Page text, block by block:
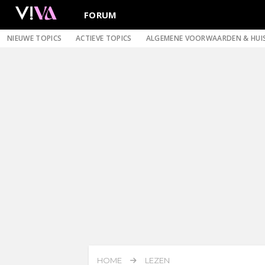
FORUM
NIEUWE TOPICS ACTIEVE TOPICS ALGEMENE VOORWAARDEN &
HOME LEZEN